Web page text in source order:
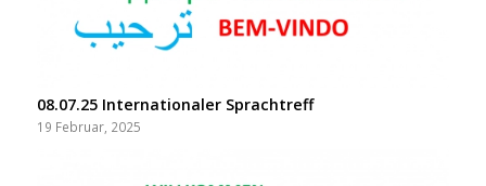
08.07.25 Internationaler Sprachtreff
19 Februar, 2025